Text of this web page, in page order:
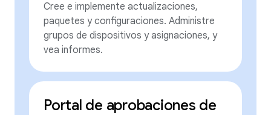
Cree e implemente actualizaciones,
paquetes y configuraciones. Administre
grupos de dispositivos y asignaciones, y
vea informes.
Portal de aprobaciones de